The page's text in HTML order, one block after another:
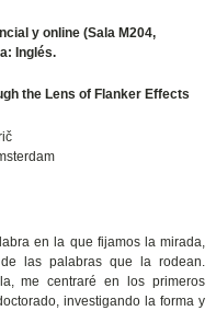
y online (Sala M204,
Inglés.
the Lens of Flanker Effects
en la que fijamos la mirada,
las palabras que la rodean.
me centraré en los primeros
investigando la forma y